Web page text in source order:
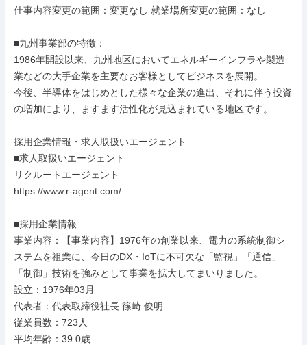
仕事内容変更の範囲：変更なし 就業場所変更の範囲：なし
■九州事業部の特徴：
1986年開設以来、九州地区においてエネルギーインフラや製造
業などの大手企業を主要なお客様としてビジネスを展開。
今後、半導体をはじめとした様々な企業の進出、それに伴う投資
の増加により、ますます活性化が見込まれている地区です。
採用企業情報・求人取扱いエージェント
■求人取扱いエージェント
リクルートエージェント
https://www.r-agent.com/
■採用企業情報
事業内容：【事業内容】1976年の創業以来、電力の系統制御シ
ステムを祖業に、今日のDX・IoTに不可欠な「監視」「通信」
「制御」技術を強みとして事業を拡大してまいりました。
設立：1976年03月
代表者：代表取締役社長 篠崎 俊明
従業員数：723人
平均年齢：39.0歳